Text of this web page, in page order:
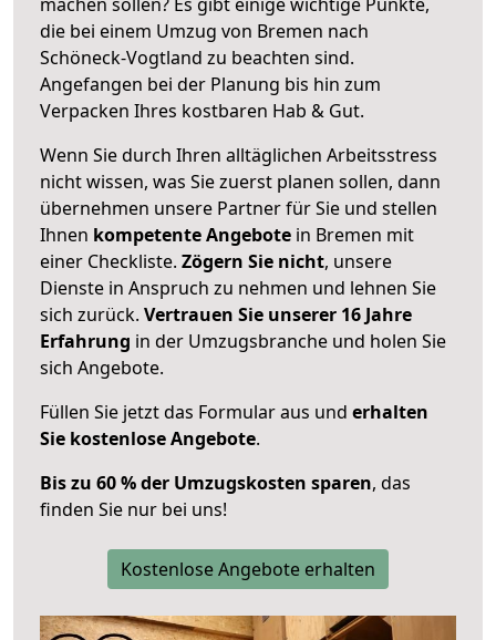
die bei einem Umzug von Bremen nach
Schöneck-Vogtland zu beachten sind.
Angefangen bei der Planung bis hin zum
Verpacken Ihres kostbaren Hab & Gut.
Wenn Sie durch Ihren alltäglichen Arbeitsstress
nicht wissen, was Sie zuerst planen sollen, dann
übernehmen unsere Partner für Sie und stellen
Ihnen kompetente Angebote in Bremen mit
einer Checkliste. Zögern Sie nicht, unsere
Dienste in Anspruch zu nehmen und lehnen Sie
sich zurück. Vertrauen Sie unserer 16 Jahre
Erfahrung in der Umzugsbranche und holen Sie
sich Angebote.
Füllen Sie jetzt das Formular aus und erhalten
Sie kostenlose Angebote.
Bis zu 60 % der Umzugskosten sparen, das
finden Sie nur bei uns!
Kostenlose Angebote erhalten